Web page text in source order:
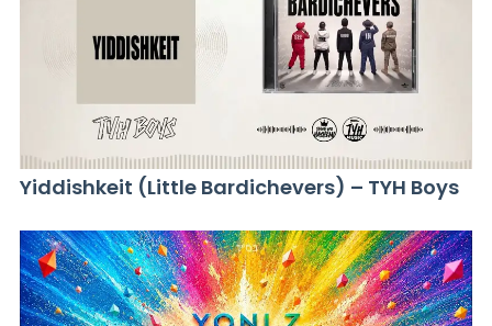
Yiddishkeit (Little Bardichevers) – TYH Boys